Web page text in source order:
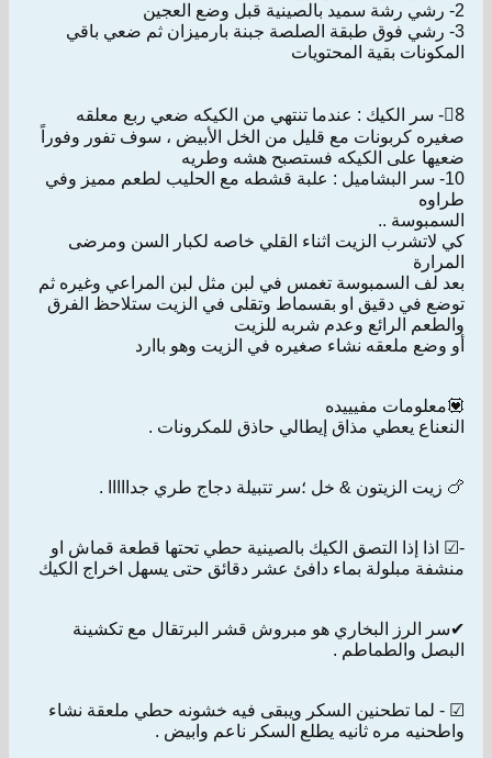
2- رشي رشة سميد بالصينية قبل وضع العجين
3- رشي فوق طبقة الصلصة جبنة بارميزان ثم ضعي باقي
المكونات بقية المحتويات
8⃣- سر الكيك : عندما تنتهي من الكيكه ضعي ربع معلقه
صغيره كربونات مع قليل من الخل الأبيض ، سوف تفور وفوراً
ضعيها على الكيكه فستصبح هشه وطريه
10- سر البشاميل : علبة قشطه مع الحليب لطعم مميز وفي
طراوه
السمبوسة ..
كي لاتشرب الزيت اثناء القلي خاصه لكبار السن ومرضى
المرارة
بعد لف السمبوسة تغمس في لبن مثل لبن المراعي وغيره ثم
توضع في دقيق او بقسماط وتقلى في الزيت ستلاحظ الفرق
والطعم الرائع وعدم شربه للزيت
أو وضع ملعقه نشاء صغيره في الزيت وهو باارد
💟معلومات مفيييده
النعناع يعطي مذاق إيطالي حاذق للمكرونات .
🍗 زيت الزيتون & خل ؛سر تتبيلة دجاج طري جدااااا .
-☑ اذا إذا التصق الكيك بالصينية حطي تحتها قطعة قماش او
منشفة مبلولة بماء دافئ عشر دقائق حتى يسهل اخراج الكيك
✔سر الرز البخاري هو مبروش قشر البرتقال مع تكشينة
البصل والطماطم .
☑ - لما تطحنين السكر ويبقى فيه خشونه حطي ملعقة نشاء
واطحنيه مره ثانيه يطلع السكر ناعم وابيض .